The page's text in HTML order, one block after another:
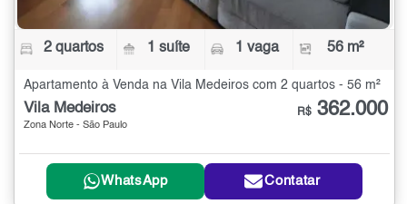
2 quartos 1 suíte 1 vaga 56 m²
Apartamento à Venda na Vila Medeiros com 2 quartos - 56 m²
Vila Medeiros
Zona Norte - São Paulo
R$ 362.000
WhatsApp Contatar